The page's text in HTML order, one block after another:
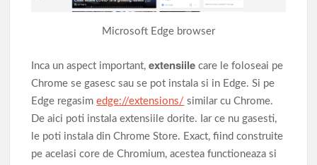
Microsoft Edge browser
Inca un aspect important, extensiile care le foloseai pe
Chrome se gasesc sau se pot instala si in Edge. Si pe
Edge regasimedge://extensions/ similar cu Chrome.
De aici poti instala extensiile dorite. Iar ce nu gasesti,
le poti instala din Chrome Store. Exact, fiind construite
pe acelasi core de Chromium, acestea functioneaza si